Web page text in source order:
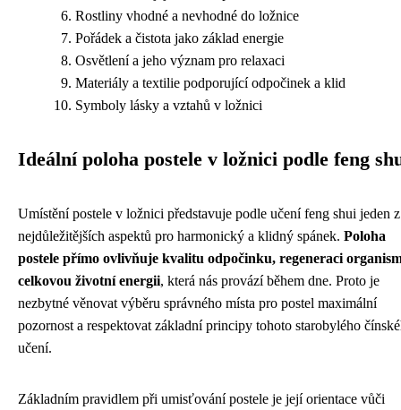
Rostliny vhodné a nevhodné do ložnice
Pořádek a čistota jako základ energie
Osvětlení a jeho význam pro relaxaci
Materiály a textilie podporující odpočinek a klid
Symboly lásky a vztahů v ložnici
Ideální poloha postele v ložnici podle feng
Umístění postele v ložnici představuje podle učení feng shui jeden z
nejdůležitějších aspektů pro harmonický a klidný spánek. Poloha
postele přímo ovlivňuje kvalitu odpočinku, regeneraci
celkovou životní energii, která nás provází během dne. Proto je
nezbytné věnovat výběru správného místa pro postel maximální
pozornost a respektovat základní principy tohoto starobylého
učení.
Základním pravidlem při umisťování postele je její orientace vůči